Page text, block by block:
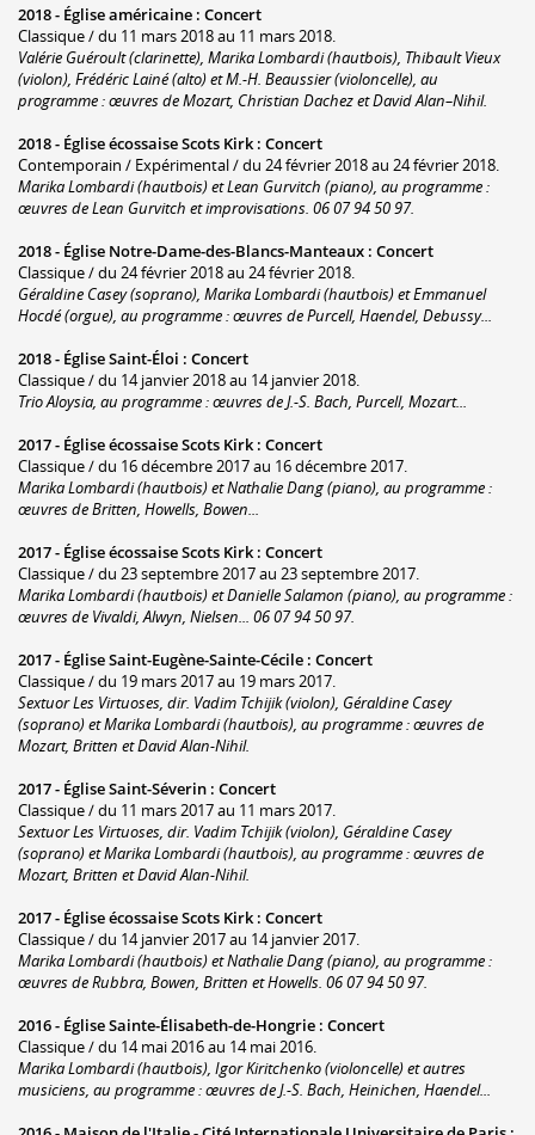
2018 - Église américaine : Concert
Classique / du 11 mars 2018 au 11 mars 2018.
Valérie Guéroult (clarinette), Marika Lombardi (hautbois), Thibault Vieux
(violon), Frédéric Lainé (alto) et M.-H. Beaussier (violoncelle), au
programme : œuvres de Mozart, Christian Dachez et David Alan–Nihil.
2018 - Église écossaise Scots Kirk : Concert
Contemporain / Expérimental / du 24 février 2018 au 24 février 2018.
Marika Lombardi (hautbois) et Lean Gurvitch (piano), au programme :
œuvres de Lean Gurvitch et improvisations. 06 07 94 50 97.
2018 - Église Notre-Dame-des-Blancs-Manteaux : Concert
Classique / du 24 février 2018 au 24 février 2018.
Géraldine Casey (soprano), Marika Lombardi (hautbois) et Emmanuel
Hocdé (orgue), au programme : œuvres de Purcell, Haendel, Debussy...
2018 - Église Saint-Éloi : Concert
Classique / du 14 janvier 2018 au 14 janvier 2018.
Trio Aloysia, au programme : œuvres de J.-S. Bach, Purcell, Mozart...
2017 - Église écossaise Scots Kirk : Concert
Classique / du 16 décembre 2017 au 16 décembre 2017.
Marika Lombardi (hautbois) et Nathalie Dang (piano), au programme :
œuvres de Britten, Howells, Bowen...
2017 - Église écossaise Scots Kirk : Concert
Classique / du 23 septembre 2017 au 23 septembre 2017.
Marika Lombardi (hautbois) et Danielle Salamon (piano), au programme :
œuvres de Vivaldi, Alwyn, Nielsen... 06 07 94 50 97.
2017 - Église Saint-Eugène-Sainte-Cécile : Concert
Classique / du 19 mars 2017 au 19 mars 2017.
Sextuor Les Virtuoses, dir. Vadim Tchijik (violon), Géraldine Casey
(soprano) et Marika Lombardi (hautbois), au programme : œuvres de
Mozart, Britten et David Alan-Nihil.
2017 - Église Saint-Séverin : Concert
Classique / du 11 mars 2017 au 11 mars 2017.
Sextuor Les Virtuoses, dir. Vadim Tchijik (violon), Géraldine Casey
(soprano) et Marika Lombardi (hautbois), au programme : œuvres de
Mozart, Britten et David Alan-Nihil.
2017 - Église écossaise Scots Kirk : Concert
Classique / du 14 janvier 2017 au 14 janvier 2017.
Marika Lombardi (hautbois) et Nathalie Dang (piano), au programme :
œuvres de Rubbra, Bowen, Britten et Howells. 06 07 94 50 97.
2016 - Église Sainte-Élisabeth-de-Hongrie : Concert
Classique / du 14 mai 2016 au 14 mai 2016.
Marika Lombardi (hautbois), Igor Kiritchenko (violoncelle) et autres
musiciens, au programme : œuvres de J.-S. Bach, Heinichen, Haendel...